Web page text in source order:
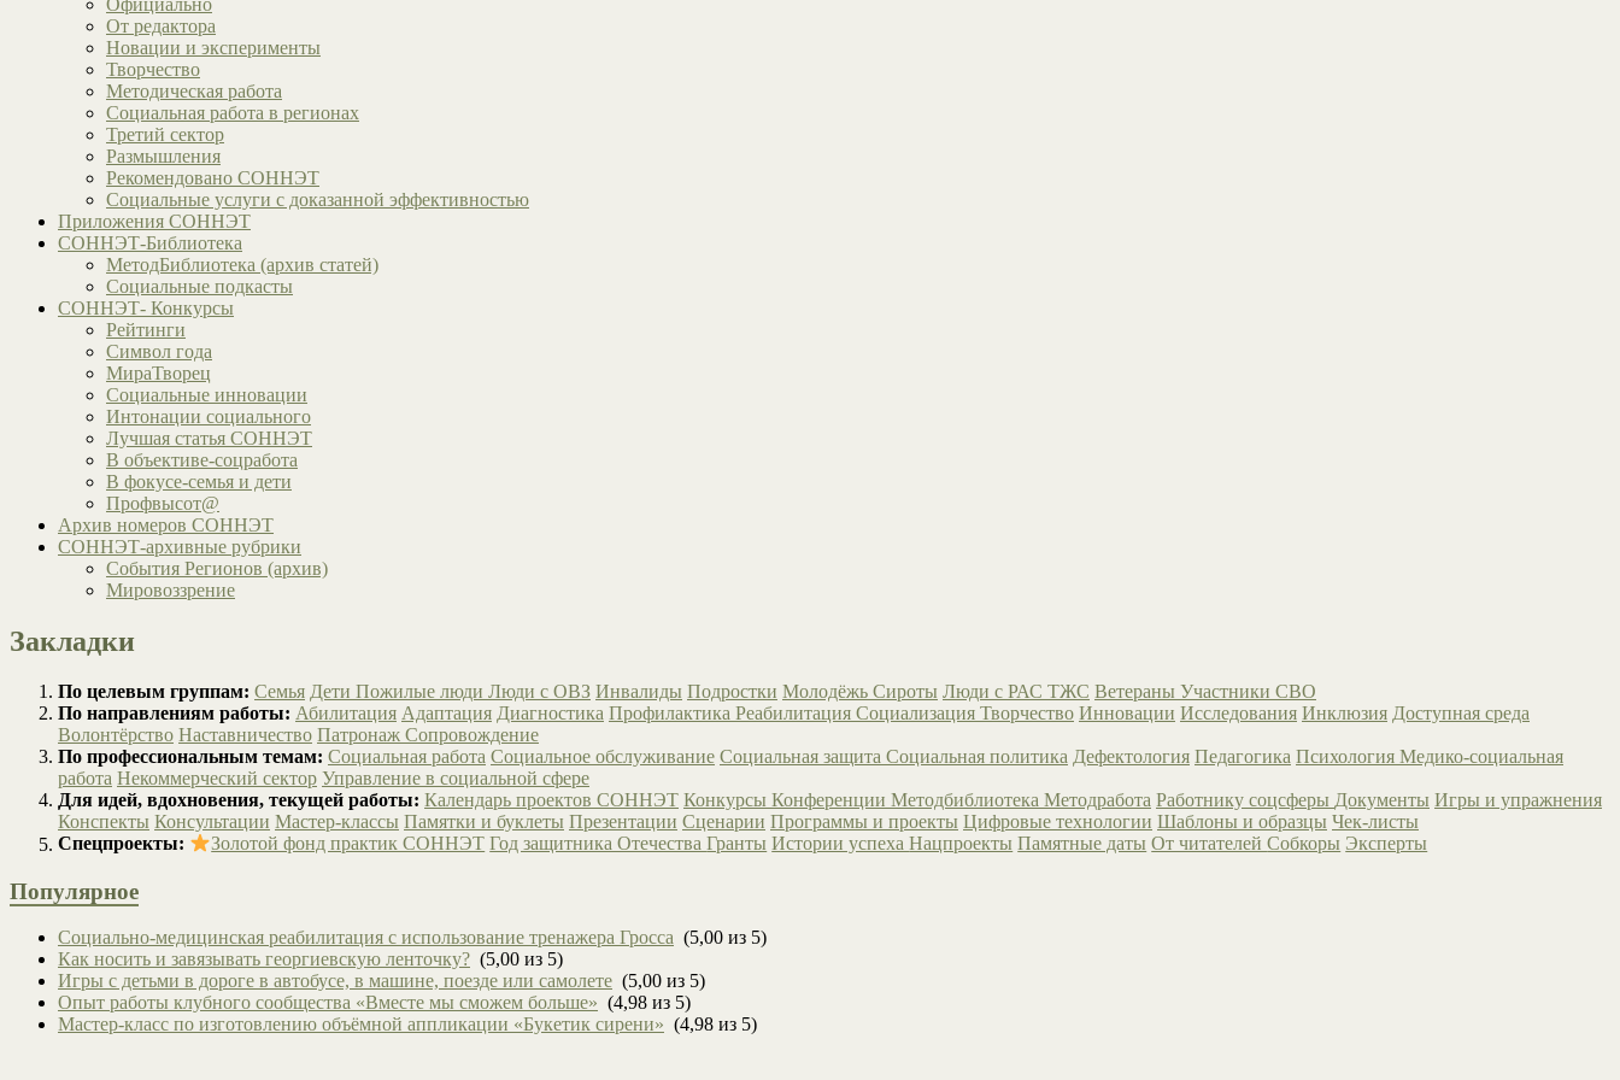
От редактора
Новации и эксперименты
Творчество
Методическая работа
Социальная работа в регионах
Третий сектор
Размышления
Рекомендовано СОННЭТ
Социальные услуги с доказанной эффективностью
Приложения СОННЭТ
СОННЭТ-Библиотека
МетодБиблиотека (архив статей)
Социальные подкасты
СОННЭТ- Конкурсы
Рейтинги
Символ года
МираТворец
Социальные инновации
Интонации социального
Лучшая статья СОННЭТ
В объективе-соцработа
В фокусе-семья и дети
Профвысот@
Архив номеров СОННЭТ
СОННЭТ-архивные рубрики
События Регионов (архив)
Мировоззрение
Закладки
По целевым группам: Семья Дети Пожилые люди Люди с ОВЗ Инвалиды Подростки Молодёжь Сироты Люди с РАС ТЖС Ветераны Участники СВО
По направлениям работы: Абилитация Адаптация Диагностика Профилактика Реабилитация Социализация Творчество Инновации Исследования Инклюзия Доступная среда
Волонтёрство Наставничество Патронаж Сопровождение
По профессиональным темам: Социальная работа Социальное обслуживание Социальная защита Социальная политика Дефектология Педагогика Психология Медико-социальная
работа Некоммерческий сектор Управление в социальной сфере
Для идей, вдохновения, текущей работы: Календарь проектов СОННЭТ Конкурсы Конференции Методбиблиотека Методработа Работнику соцсферы Документы Игры и упражнения
Конспекты Консультации Мастер-классы Памятки и буклеты Презентации Сценарии Программы и проекты Цифровые технологии Шаблоны и образцы Чек-листы
Спецпроекты:
Золотой фонд практик СОННЭТ Год защитника ОтечестваГранты Истории успехаНацпроекты Памятные даты От читателейСобкоры Эксперты
Популярное
Социально-медицинская реабилитация с использование тренажера Гросса (5,00 из 5)
Как носить и завязывать георгиевскую ленточку? (5,00 из 5)
Игры с детьми в дороге в автобусе, в машине, поезде или самолете (5,00 из 5)
Опыт работы клубного сообщества «Вместе мы сможем больше» (4,98 из 5)
Мастер-класс по изготовлению объёмной аппликации «Букетик сирени» (4,98 из 5)